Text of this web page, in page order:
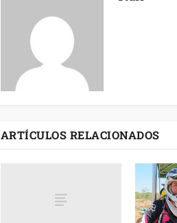
ARTÍCULOS RELACIONADOS